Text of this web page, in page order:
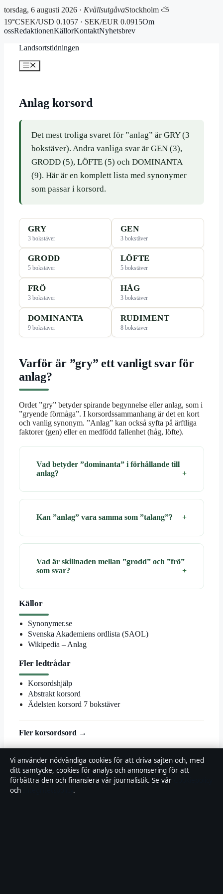
torsdag, 6 augusti 2026 · KvällsutgåvaStockholm ⛅
19°CSEK/USD 0.1057 · SEK/EUR 0.0915Om
ossRedaktionenKällorKontaktNyhetsbrev
Landsortstidningen
Meny
Anlag korsord
Det mest troliga svaret för ”anlag” är GRY (3
bokstäver). Andra vanliga svar är GEN (3),
GRODD (5), LÖFTE (5) och DOMINANTA
(9). Här är en komplett lista med synonymer
som passar i korsord.
GRY
3 bokstäver
GEN
3 bokstäver
GRODD
5 bokstäver
LÖFTE
5 bokstäver
FRÖ
3 bokstäver
HÅG
3 bokstäver
DOMINANTA
9 bokstäver
RUDIMENT
8 bokstäver
Varför är ”gry” ett vanligt svar för
anlag?
Ordet ”gry” betyder spirande begynnelse eller anlag, som i
”gryende förmåga”. I korsordssammanhang är det en kort
och vanlig synonym. ”Anlag” kan också syfta på ärftliga
faktorer (gen) eller en medfödd fallenhet (håg, löfte).
Vad betyder ”dominanta” i förhållande till
anlag?
Kan ”anlag” vara samma som ”talang”?
Vad är skillnaden mellan ”grodd” och ”frö”
som svar?
Källor
Synonymer.se
Svenska Akademiens ordlista (SAOL)
Wikipedia – Anlag
Fler ledtrådar
Korsordshjälp
Abstrakt korsord
Ädelsten korsord 7 bokstäver
Fler korsordsord →
© 2026 Landsortstidningen
Landsortstidningen
Film, tv och nöjesnyheter med småstadsperspektiv — från premiärer
Vi använder nödvändiga cookies för att driva sajten och, med
ditt samtycke, cookies för analys och annonsering för att
förbättra den och finansiera vår journalistik. Se vår
och
.